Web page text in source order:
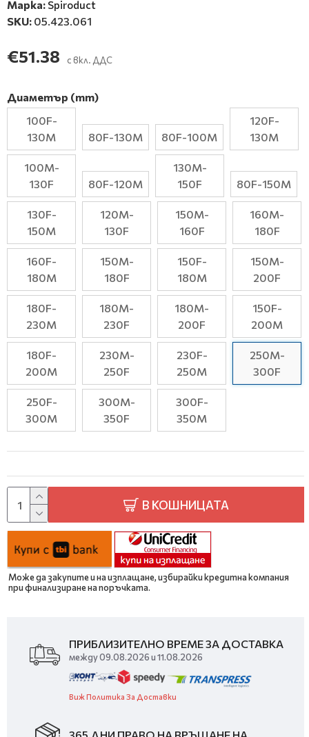
Марка: Spiroduct
SKU: 05.423.061
€51.38 с вкл. ДДС
Диаметър (mm)
100F-
130M
80F-130M 80F-100M
120F-
130M
100M-
130F
80F-120М
130M-
150F
80F-150M
130F-
150M
120M-
130F
150M-
160F
160M-
180F
160F-
180M
150M-
180F
150F-
180M
150M-
200F
180F-
230M
180M-
230F
180M-
200F
150F-
200M
180F-
200M
230M-
250F
230F-
250M
250M-
300F
250F-
300M
300M-
350F
300F-
350M
В КОШНИЦАТА
Може да закупите и на изплащане, избирайки кредитна компания
при финализиране на поръчката.
ПРИБЛИЗИТЕЛНО ВРЕМЕ ЗА ДОСТАВКА
между 09.08.2026 и 11.08.2026
Виж Политика За Доставки